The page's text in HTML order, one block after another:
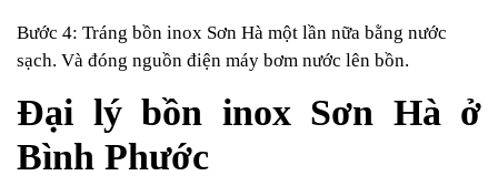
Bước 4: Tráng bồn inox Sơn Hà một lần nữa bằng nước
sạch. Và đóng nguồn điện máy bơm nước lên bồn.
Đại lý bồn inox Sơn Hà ở
Bình Phước